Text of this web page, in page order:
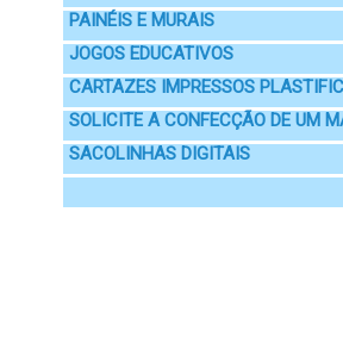
PAINÉIS E MURAIS
JOGOS EDUCATIVOS
CARTAZES IMPRESSOS
SOLICITE A CONFECÇÃO DE UM
SACOLINHAS DIGITAIS